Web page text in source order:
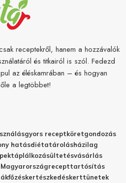
receptekről, hanem a hozzávalók
és titkairól is szól. Fedezd
az éléskamrában – és hogyan
a legtöbbet!
gyors receptköretgondozás
hatásdiétatárolásházilag
táplálkozásültetésvásárlás
Magyarországrecepttartósítás
főzéskertészkedéskerttünetek